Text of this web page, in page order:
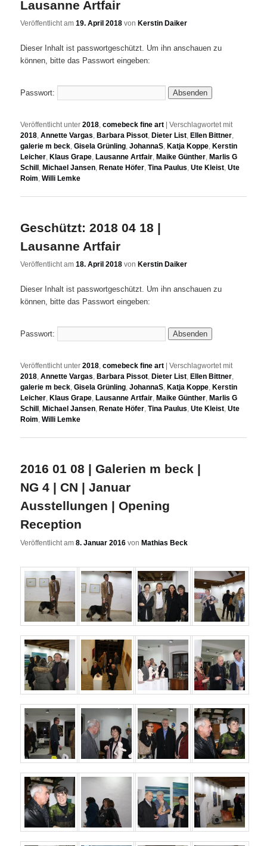
Lausanne Artfair
Veröffentlicht am19. April 2018 von Kerstin Daiker
Dieser Inhalt ist passwortgeschützt. Um ihn anschauen zu
können, bitte das Passwort eingeben:
Passwort:
Veröffentlicht unter 2018,comebeck fine art |Verschlagwortet mit
2018,Annette Vargas, Barbara Pissot, Dieter List, Ellen Bittner,
galerie m beck,Gisela Grünling,JohannaS, Katja Koppe, Kerstin
Leicher, Klaus Grape, Lausanne Artfair, Maike Günther, Marlis G
Schill , Michael Jansen, Renate Höfer,Tina Paulus,Ute Kleist,Ute
Roim,Willi Lemke
Geschützt: 2018 04 18 |
Lausanne Artfair
Veröffentlicht am18. April 2018 von Kerstin Daiker
Dieser Inhalt ist passwortgeschützt. Um ihn anschauen zu
können, bitte das Passwort eingeben:
Passwort:
Veröffentlicht unter 2018,comebeck fine art |Verschlagwortet mit
2018,Annette Vargas, Barbara Pissot, Dieter List, Ellen Bittner,
galerie m beck,Gisela Grünling,JohannaS, Katja Koppe, Kerstin
Leicher, Klaus Grape, Lausanne Artfair, Maike Günther, Marlis G
Schill , Michael Jansen, Renate Höfer,Tina Paulus,Ute Kleist,Ute
Roim,Willi Lemke
2016 01 08 | Galerien m beck |
NG 4 | CN | Januar
Ausstellungen | Opening
Reception
Veröffentlicht am8. Januar 2016 vonMathias Beck